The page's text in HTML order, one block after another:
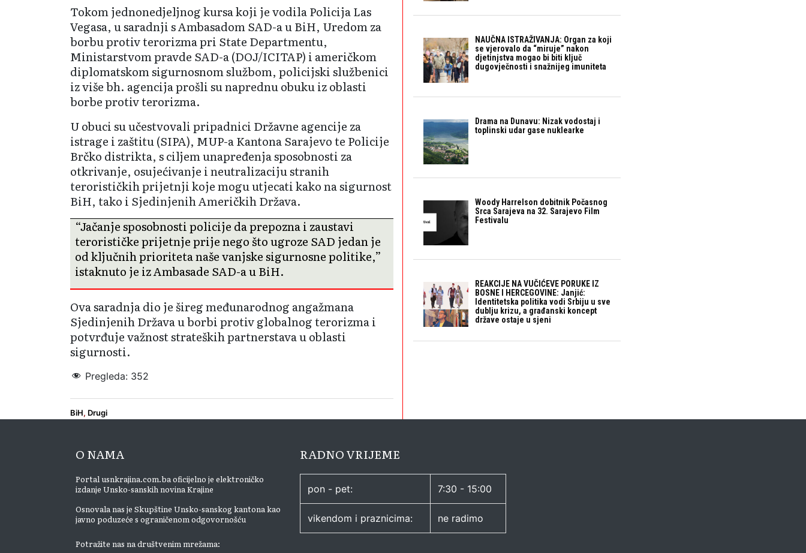
Tokom jednonedjeljnog kursa koji je vodila Policija Las
Vegasa, u saradnji s Ambasadom SAD-a u BiH, Uredom za
borbu protiv terorizma pri State Departmentu,
Ministarstvom pravde SAD-a (DOJ/ICITAP) i američkom
diplomatskom sigurnosnom službom, policijski službenici
iz više bh. agencija prošli su naprednu obuku iz oblasti
borbe protiv terorizma.
U obuci su učestvovali pripadnici Državne agencije za
istrage i zaštitu (SIPA), MUP-a Kantona Sarajevo te Policije
Brčko distrikta, s ciljem unapređenja sposobnosti za
otkrivanje, osujećivanje i neutralizaciju stranih
terorističkih prijetnji koje mogu utjecati kako na sigurnost
BiH, tako i Sjedinjenih Američkih Država.
“Jačanje sposobnosti policije da prepozna i zaustavi
terorističke prijetnje prije nego što ugroze SAD jedan je
od ključnih prioriteta naše vanjske sigurnosne politike,”
istaknuto je iz Ambasade SAD-a u BiH.
Ova saradnja dio je šireg međunarodnog angažmana
Sjedinjenih Država u borbi protiv globalnog terorizma i
potvrđuje važnost strateških partnerstava u oblasti
sigurnosti.
Pregleda: 352
BiH, Drugi
NAUČNA ISTRAŽIVANJA: Organ za koji
se vjerovalo da “miruje” nakon
djetinjstva mogao bi biti ključ
dugovječnosti i snažnijeg imuniteta
Drama na Dunavu: Nizak vodostaj i
toplinski udar gase nuklearke
Woody Harrelson dobitnik Počasnog
Srca Sarajeva na 32. Sarajevo Film
Festivalu
REAKCIJE NA VUČIĆEVE PORUKE IZ
BOSNE I HERCEGOVINE: Janjić:
Identitetska politika vodi Srbiju u sve
dublju krizu, a građanski koncept
države ostaje u sjeni
O NAMA
Portal usnkrajina.com.ba oficijelno je elektroničko
izdanje Unsko-sanskih novina Krajine
Osnovala nas je Skupštine Unsko-sanskog kantona kao
javno poduzeće s ograničenom odgovornošću
Potražite nas na društvenim mrežama:
RADNO VRIJEME
pon - pet: 7:30 - 15:00
vikendom i praznicima: ne radimo